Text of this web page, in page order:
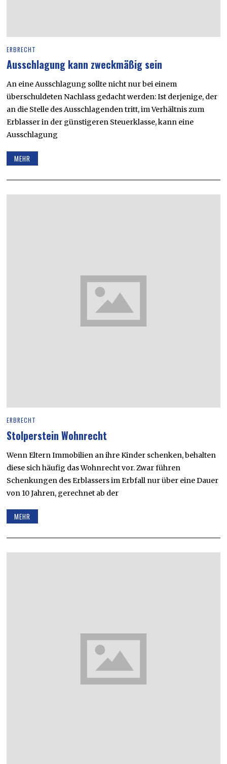
ERBRECHT
Ausschlagung kann zweckmäßig sein
An eine Ausschlagung sollte nicht nur bei einem
überschuldeten Nachlass gedacht werden: Ist derjenige, der
an die Stelle des Ausschlagenden tritt, im Verhältnis zum
Erblasser in der günstigeren Steuerklasse, kann eine
Ausschlagung
MEHR
ERBRECHT
Stolperstein Wohnrecht
Wenn Eltern Immobilien an ihre Kinder schenken, behalten
diese sich häufig das Wohnrecht vor. Zwar führen
Schenkungen des Erblassers im Erbfall nur über eine Dauer
von 10 Jahren, gerechnet ab der
MEHR